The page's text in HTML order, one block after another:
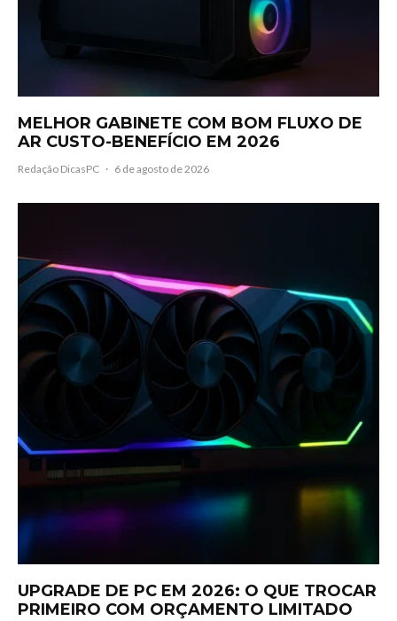
MELHOR GABINETE COM BOM FLUXO DE
AR CUSTO-BENEFÍCIO EM 2026
Redação DicasPC · 6 de agosto de 2026
UPGRADE DE PC EM 2026: O QUE TROCAR
PRIMEIRO COM ORÇAMENTO LIMITADO